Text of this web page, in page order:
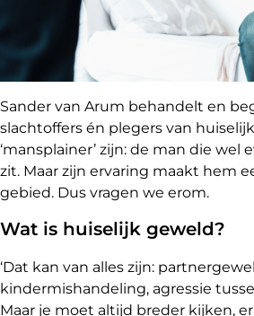
Sander van Arum behandelt en
slachtoffers én plegers van
‘mansplainer’ zijn: de man die
zit. Maar zijn ervaring maakt hem
gebied. Dus vragen we erom.
Wat is huiselijk geweld?
‘Dat kan van alles zijn:
kindermishandeling, agressie
Maar je moet altijd breder kijken,